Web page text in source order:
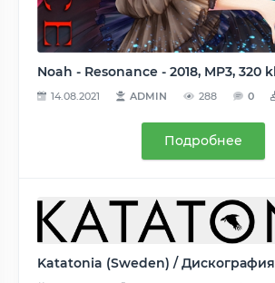
Noah - Resonance - 2018, MP3, 320
14.08.2021 ADMIN 288 0
Подробнее